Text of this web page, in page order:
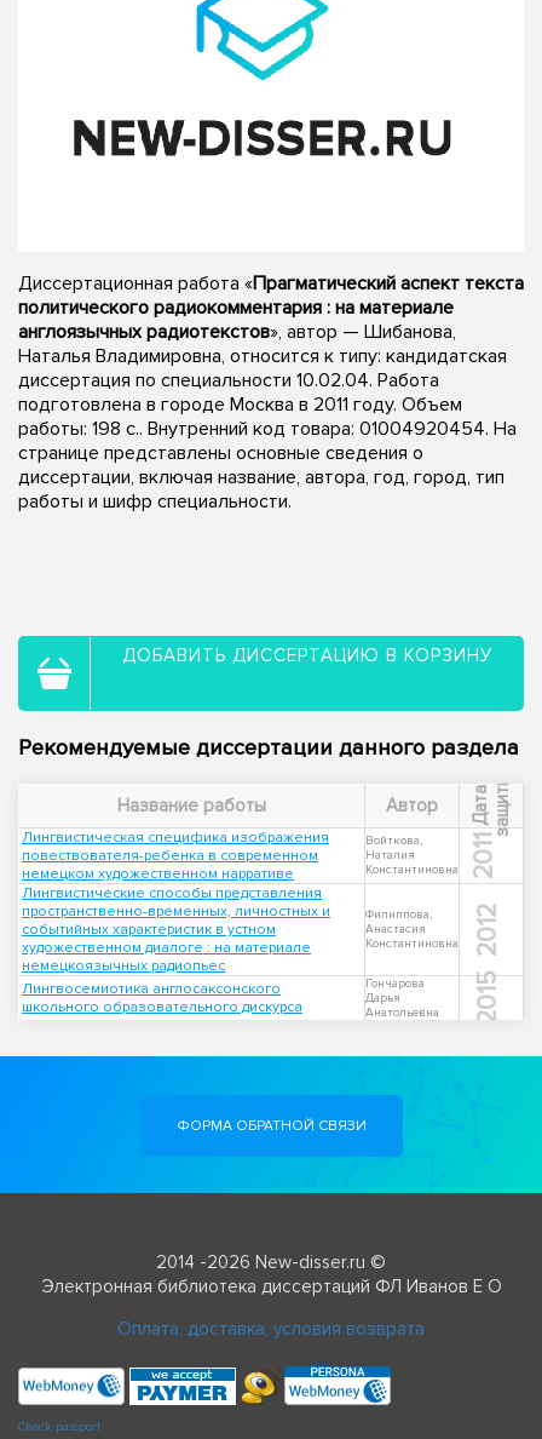
Диссертационная работа «Прагматический аспект текста
политического радиокомментария : на материале
англоязычных радиотекстов», автор — Шибанова,
Наталья Владимировна, относится к типу: кандидатская
диссертация по специальности 10.02.04. Работа
подготовлена в городе Москва в 2011 году. Объем
работы: 198 с.. Внутренний код товара: 01004920454. На
странице представлены основные сведения о
диссертации, включая название, автора, год, город, тип
работы и шифр специальности.
ДОБАВИТЬ ДИССЕРТАЦИЮ В КОРЗИНУ
Рекомендуемые диссертации данного раздела
Название работы Автор Д
а
т
а
з
а
щ
и
т ы
Лингвистическая специфика изображения
повествователя-ребенка в современном
немецком художественном нарративе
Войткова,
Наталия
Константиновна
2011
Лингвистические способы представления
пространственно-временных, личностных и
событийных характеристик в устном
художественном диалоге : на материале
немецкоязычных радиопьес
Филиппова,
Анастасия
Константиновна
2012
Лингвосемиотика англосаксонского
школьного образовательного дискурса
Гончарова
Дарья
Анатольевна
2015
ФОРМА ОБРАТНОЙ СВЯЗИ
2014 -2026 New-disser.ru ©
Электронная библиотека диссертаций ФЛ Иванов Е О
Оплата, доставка, условия возврата
Check passport